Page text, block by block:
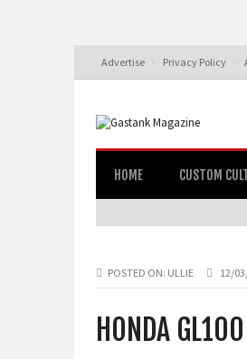
Advertise Privacy Policy
HOME CUSTOM
POSTED ON: ULLIE 12/
HONDA